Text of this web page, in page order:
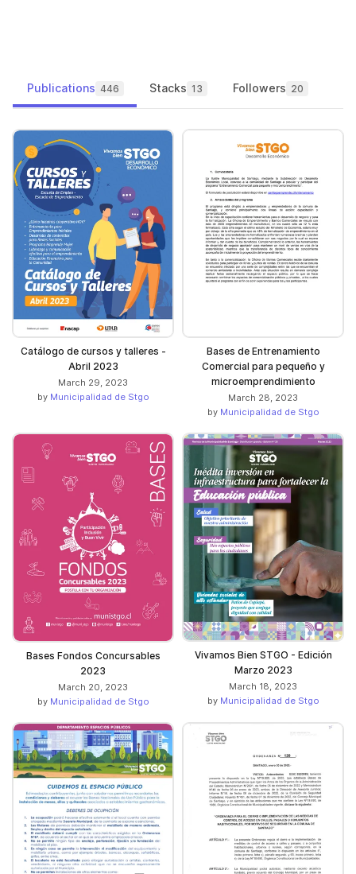
Publications 446 Stacks 13 Followers 20
Catálogo de cursos y talleres -
Abril 2023
March 29, 2023
by Municipalidad de Stgo
Bases de Entrenamiento
Comercial para pequeño y
microemprendimiento
March 28, 2023
by Municipalidad de Stgo
Bases Fondos Concursables
2023
March 20, 2023
by Municipalidad de Stgo
Vivamos Bien STGO - Edición
Marzo 2023
March 18, 2023
by Municipalidad de Stgo